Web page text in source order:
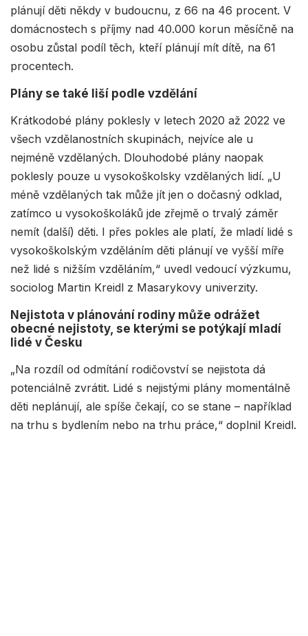
plánují děti někdy v budoucnu, z 66 na 46 procent. V
domácnostech s příjmy nad 40.000 korun měsíčně na
osobu zůstal podíl těch, kteří plánují mít dítě, na 61
procentech.
Plány se také liší podle vzdělání
Krátkodobé plány poklesly v letech 2020 až 2022 ve
všech vzdělanostních skupinách, nejvíce ale u
nejméně vzdělaných. Dlouhodobé plány naopak
poklesly pouze u vysokoškolsky vzdělaných lidí. „U
méně vzdělaných tak může jít jen o dočasný odklad,
zatímco u vysokoškoláků jde zřejmě o trvalý záměr
nemít (další) děti. I přes pokles ale platí, že mladí lidé s
vysokoškolským vzděláním děti plánují ve vyšší míře
než lidé s nižším vzděláním,“ uvedl vedoucí výzkumu,
sociolog Martin Kreidl z Masarykovy univerzity.
Nejistota v plánování rodiny může odrážet
obecné nejistoty, se kterými se potýkají mladí
lidé v Česku
„Na rozdíl od odmítání rodičovství se nejistota dá
potenciálně zvrátit. Lidé s nejistými plány momentálně
děti neplánují, ale spíše čekají, co se stane – například
na trhu s bydlením nebo na trhu práce,“ doplnil Kreidl.